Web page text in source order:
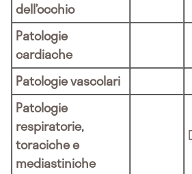
dell’occhio
Patologie
cardiache
Patologie vascolari
Patologie
respiratorie,
toraciche e
mediastiniche